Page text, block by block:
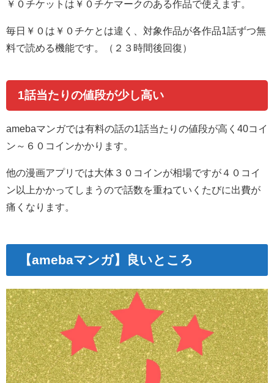
￥０チケットは￥０チケマークのある作品で使えます。
毎日￥０は￥０チケとは違く、対象作品が各作品1話ずつ無
料で読める機能です。（２３時間後回復）
1話当たりの値段が少し高い
amebaマンガでは有料の話の1話当たりの値段が高く40コイ
ン～６０コインかかります。
他の漫画アプリでは大体３０コインが相場ですが４０コイ
ン以上かかってしまうので話数を重ねていくたびに出費が
痛くなります。
【amebaマンガ】良いところ